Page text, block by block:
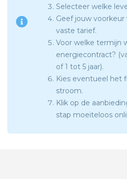
Selecteer welke
Geef jouw
vaste tarief.
Voor welke termijn
energiecontract?
of 1 tot 5 jaar).
Kies eventueel het
stroom.
Klik op de
stap moeiteloos